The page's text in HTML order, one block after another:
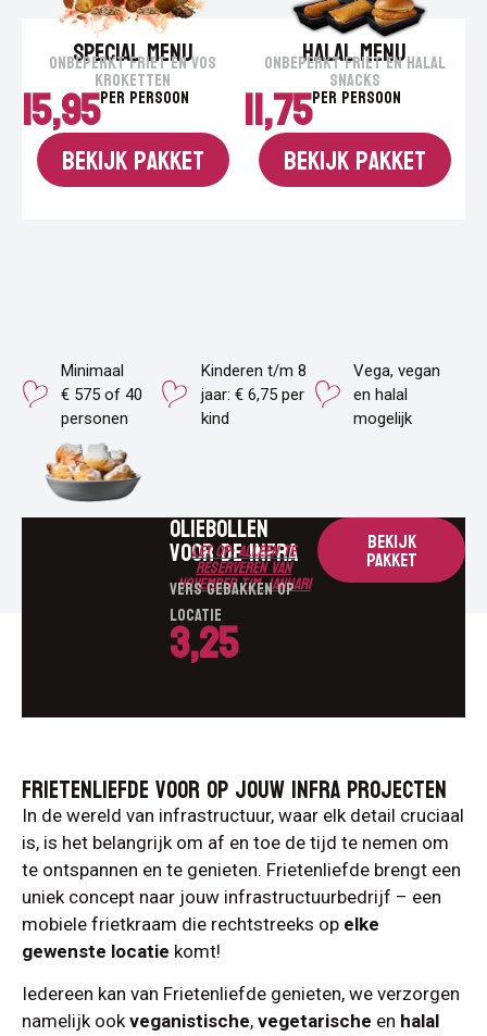
SPECIAL MENU
ONBEPERKT FRIET EN VOS
KROKETTEN
15,95Per persoon
Bekijk pakket
HALAL MENU
ONBEPERKT FRIET EN HALAL
SNACKS
11,75Per persoon
Bekijk pakket
Minimaal
€ 575 of 40
personen
Kinderen t/m 8
jaar: € 6,75 per
kind
Vega, vegan
en halal
mogelijk
OLIEBOLLEN
VOOR DE INFRA
Let op: alleen te
reserveren van
november t/m januari
VERS GEBAKKEN OP
LOCATIE
3,25
BEKIJK
PAKKET
FRIETENLIEFDE VOOR OP JOUW INFRA PROJECTEN
In de wereld van infrastructuur, waar elk detail cruciaal
is, is het belangrijk om af en toe de tijd te nemen om
te ontspannen en te genieten. Frietenliefde brengt een
uniek concept naar jouw infrastructuurbedrijf – een
mobiele frietkraam die rechtstreeks op elke
gewenste locatie komt!
Iedereen kan van Frietenliefde genieten, we verzorgen
namelijk ookveganistische, vegetarische en halal